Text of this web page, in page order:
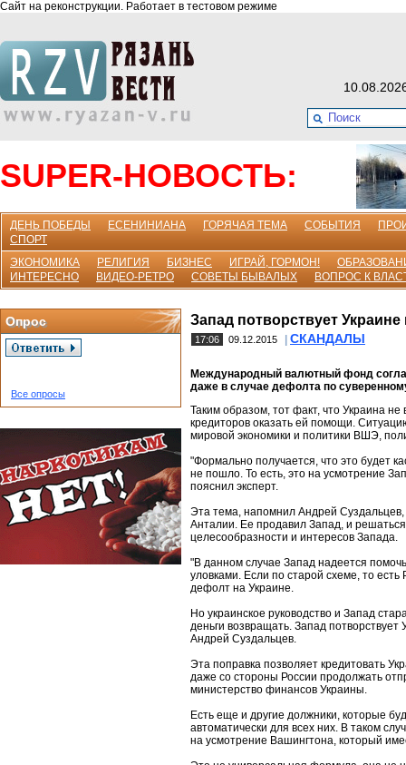
Сайт на реконструкции. Работает в тестовом режиме
SUPER-НОВОСТЬ:
ДЕНЬ ПОБЕДЫ ЕСЕНИНИАНА ГОРЯЧАЯ ТЕМА СОБЫТИЯ
СПОРТ
ЭКОНОМИКА
РЕЛИГИЯ БИЗНЕС ИГРАЙ, ГОРМОН!
ИНТЕРЕСНО
ВИДЕО-РЕТРО СОВЕТЫ БЫВАЛЫХ ВОПРОС К
Опрос
Все опросы
Запад потворствует
17:06 09.12.2015 СКАНДАЛЫ
Международный валютный фонд
даже в случае дефолта по
Таким образом, тот факт, что Украина
кредиторов оказать ей помощи.
мировой экономики и политики ВШЭ,
"Формально получается, что это будет
не пошло. То есть, это на усмотрение
пояснил эксперт.
Эта тема, напомнил Андрей Суздальцев,
Анталии. Ее продавил Запад, и
целесообразности и интересов Запада.
"В данном случае Запад надеется
уловками. Если по старой схеме, то
дефолт на Украине.
Но украинское руководство и Запад
деньги возвращать. Запад
Андрей Суздальцев.
Эта поправка позволяет кредитовать
даже со стороны России продолжать
министерство финансов Украины.
Есть еще и другие должники, которые
автоматически для всех них. В таком
на усмотрение Вашингтона, который